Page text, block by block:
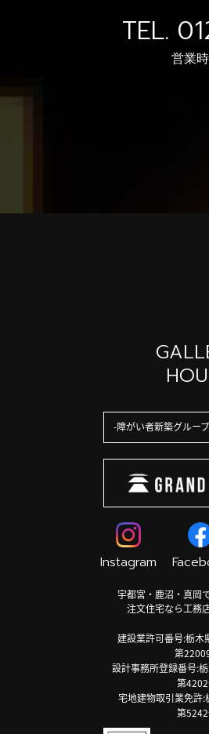
TEL.
営業
障がい者新築グルー
Instagram
宇都宮・鹿沼・真岡
注文住宅なら工務
建設業許可番号:栃木
第
設計事務所登録番号:
第
宅地建物取引業免許:
第